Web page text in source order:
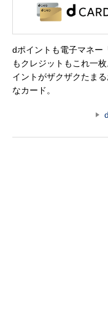
dポイントも電子マネー
もクレジットもこれ一
イントがザクザクたまる
なカード。